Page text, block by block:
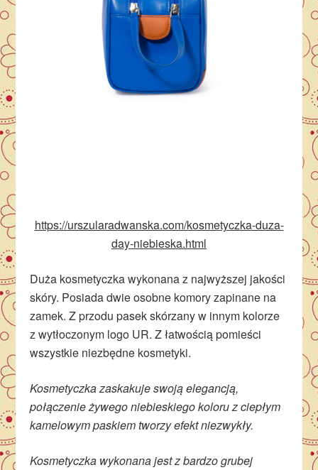
https://urszularadwanska.com/kosmetyczka-duza-
day-niebieska.html
Duża kosmetyczka wykonana z najwyższej jakości
skóry. Posiada dwie osobne komory zapinane na
zamek. Z przodu pasek skórzany w innym kolorze
z wytłoczonym logo UR. Z łatwością pomieści
wszystkie niezbędne kosmetyki.
Kosmetyczka zaskakuje swoją elegancją,
połączenie żywego niebieskiego koloru z ciepłym
kamelowym paskiem tworzy efekt niezwykły.
Kosmetyczka wykonana jest z bardzo grubej